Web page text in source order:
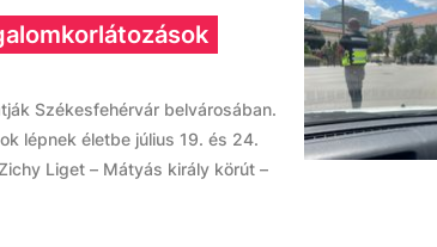
Székesfehérvár belvárosában.
lépnek életbe július 19. és 24.
Liget – Mátyás király körút –